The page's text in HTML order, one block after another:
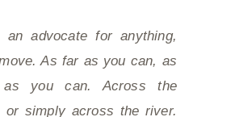
an advocate for anything,
As far as you can, as
as you can. Across the
or simply across the river.